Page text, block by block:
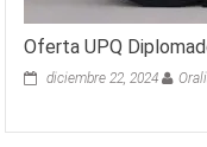
Oferta UPQ
diciembre 22, 2024